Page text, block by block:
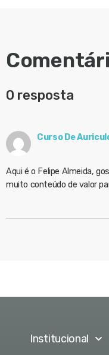
0 resposta
Curso De
Aqui é o Felipe Almeida,
muito conteúdo de valor
Institucional